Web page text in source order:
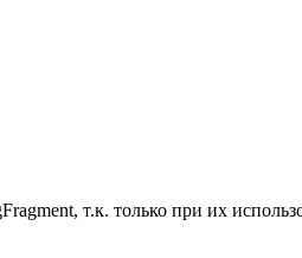
т.к. только при их